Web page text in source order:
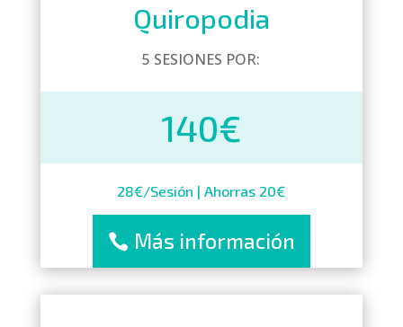
Quiropodia
5 SESIONES POR:
140€
28€/Sesión | Ahorras 20€
Más información